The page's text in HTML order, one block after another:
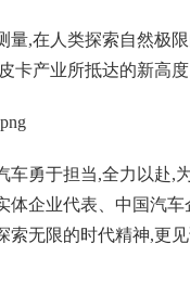
,在人类探索自然极
卡产业所抵达的新高度
勇于担当,全力以赴,
体企业代表、中国汽
索无限的时代精神,更